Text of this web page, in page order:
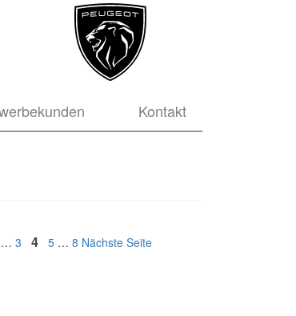
Kontakt
… Seite
3 Seite
4 Seite
5 … Seite
8 Nächste Seite